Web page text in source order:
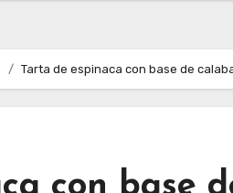
Tarta de espinaca con base de